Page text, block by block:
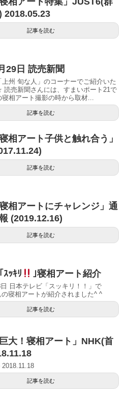
2018.05.23
記事を読む
29日 読売新聞
州 旬な人」のコーナーでご紹介いた
読売新聞さんには、すまいポート21で
寝相アート撮影の時から取材...
記事を読む
相アート子供と触れ合う」
記事を読む
相アートにチャレンジ」通
(2019.12.16)
記事を読む
ｽｯｷﾘ ｣寝相アート紹介
日本テレビ「スッキリ！！」で
寝相アートが紹介されました^ ^
記事を読む
大！寝相アート」NHK(首
2018.11.18
記事を読む